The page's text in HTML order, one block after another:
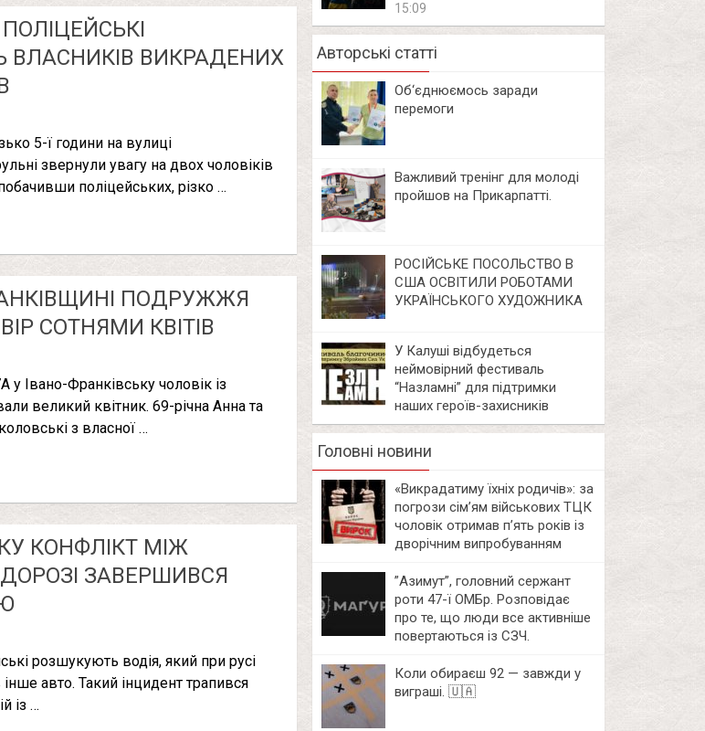
ВЛАСНИКІВ ВИКРАДЕНИХ
5-ї години на вулиці
звернули увагу на двох чоловіків
поліцейських, різко …
ПОДРУЖЖЯ
СОТНЯМИ КВІТІВ
у Івано-Франківську чоловік із
великий квітник. 69-річна Анна та
з власної …
КОНФЛІКТ МІЖ
ЗАВЕРШИВСЯ
розшукують водія, який при русі
інше авто. Такий інцидент трапився
із …
15:09
Авторські статті
Об‘єднюємось заради
перемоги
Важливий тренінг для молоді
пройшов на Прикарпатті.
РОСІЙСЬКЕ ПОСОЛЬСТВО В
США ОСВІТИЛИ РОБОТАМИ
УКРАЇНСЬКОГО ХУДОЖНИКА
У Калуші відбудеться
неймовірний фестиваль
“Назламні” для підтримки
наших героїв-захисників
Головні новини
«Викрадатиму їхніх родичів»: за
погрози сім’ям військових ТЦК
чоловік отримав п’ять років із
дворічним випробуванням
⁨”Азимут”, головний сержант
роти 47-ї ОМБр. Розповідає
про те, що люди все активніше
повертаються із СЗЧ.
Коли обираєш 92 — завжди у
виграші. 🇺🇦